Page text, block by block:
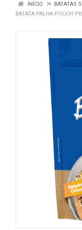
INÍCIO BATATAS
BATATA PALHA POUCH